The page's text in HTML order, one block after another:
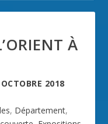
À
2018
, Département,